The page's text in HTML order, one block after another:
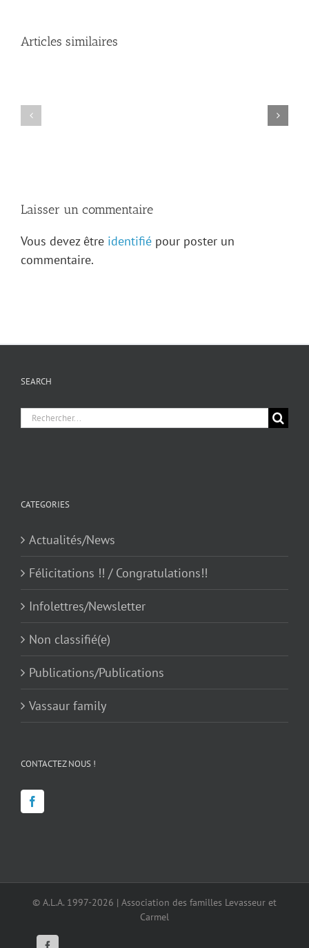
Articles similaires
Laisser un commentaire
Vous devez être identifié pour poster un
commentaire.
SEARCH
Chercher
CATEGORIES
Actualités/News
Félicitations !! / Congratulations!!
Infolettres/Newsletter
Non classifié(e)
Publications/Publications
Vassaur family
CONTACTEZ NOUS !
© A.L.A. 1997-2026 | Association des familles Levasseur et
Carmel